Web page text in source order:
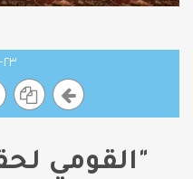
٢٣-٠٩-٢٠٢٠
"القومي